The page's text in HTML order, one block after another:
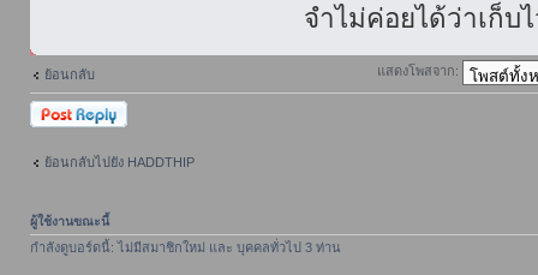
จำไม่ค่อยได้ว่าเก็บ
ย้อนกลับ แสดงโพสจาก:
ตอบกระทู้
ย้อนกลับไปยัง HADDTHIP
ผู้ใช้งานขณะนี้
กำลังดูบอร์ดนี้: ไม่มีสมาชิกใหม่ และ บุคคลทั่วไป 3 ท่าน